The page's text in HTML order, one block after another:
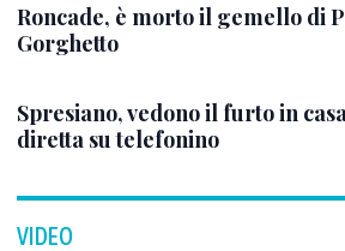
Roncade, è morto il gemello di
Gorghetto
Spresiano, vedono il furto in
diretta su telefonino
VIDEO